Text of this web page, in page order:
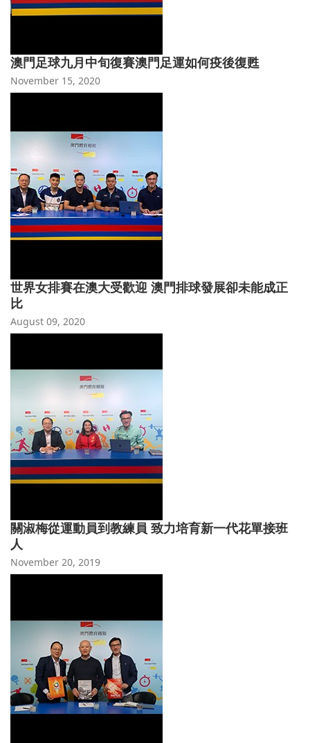
澳門足球九月中旬復賽澳門足運如何疫後復甦
November 15, 2020
世界女排賽在澳大受歡迎 澳門排球發展卻未能成正
比
August 09, 2020
關淑梅從運動員到教練員 致力培育新一代花單接班
人
November 20, 2019